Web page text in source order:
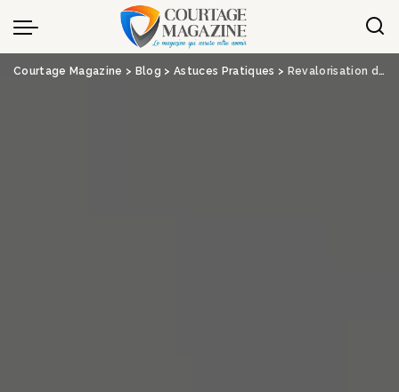
Panneau de gestion des cookies
Courtage Magazine > Blog > Astuces Pratiques > Revalorisation des pensions minimales de retraite